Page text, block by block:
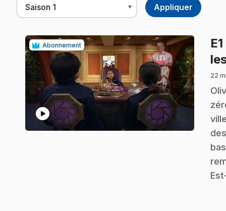
Abonnement
play_circle
E1
22
.